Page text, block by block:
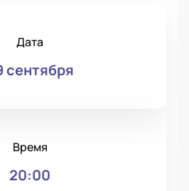
Дата
сентября
Время
20:00